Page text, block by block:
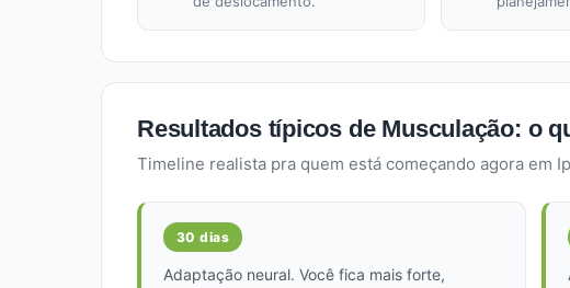
Resultados típicos de Musculação: o
Timeline realista pra quem está começando agora em
30 dias
Adaptação neural. Você fica mais forte,